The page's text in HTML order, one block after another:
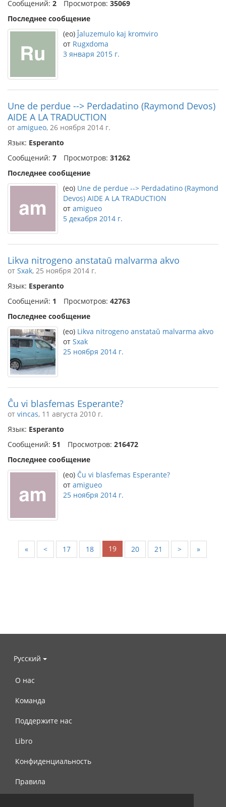
Сообщений: 2 Просмотров: 35069
Последнее сообщение
(eo)Ĵaluzemulo kaj kromviro
от Rugxdoma
3 января 2015 г.
Une de perdue --> Perdadatino (Raymond Devos)
AIDE A LA TRADUCTION
от amigueo, 26 ноября 2014 г.
Язык: Esperanto
Сообщений: 7 Просмотров: 31262
Последнее сообщение
(eo) Une de perdue --> Perdadatino (Raymond
Devos) AIDE A LA TRADUCTION
от amigueo
5 декабря 2014 г.
Likva nitrogeno anstataŭ malvarma akvo
от Sxak, 25 ноября 2014 г.
Язык: Esperanto
Сообщений: 1 Просмотров: 42763
Последнее сообщение
(eo) Likva nitrogeno anstataŭ malvarma akvo
от Sxak
25 ноября 2014 г.
Ĉu vi blasfemas Esperante?
от vincas, 11 августа 2010 г.
Язык: Esperanto
Сообщений: 51 Просмотров: 216472
Последнее сообщение
(eo) Ĉu vi blasfemas Esperante?
от amigueo
25 ноября 2014 г.
« < 17 18 19 20 21 > »
Русский
О нас
Команда
Поддержите нас
Libro
Конфиденциальность
Правила